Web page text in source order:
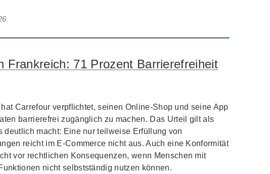
Frankreich: 71 Prozent Barrierefreiheit
Carrefour verpflichtet, seinen Online-Shop und seine App
barrierefrei zugänglich zu machen. Das Urteil gilt als
deutlich macht: Eine nur teilweise Erfüllung von
reicht im E-Commerce nicht aus. Auch eine Konformität
vor rechtlichen Konsequenzen, wenn Menschen mit
nicht selbstständig nutzen können.